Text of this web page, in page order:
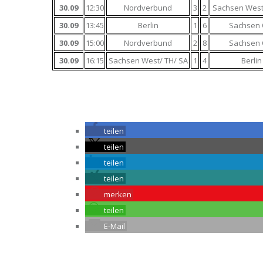
30.09 12:30 Nordverbund 3 2
Sachsen
30.09
13:45 Berlin 1 6
Sachsen
30.09
15:00 Nordverbund 2 8
Sachsen
30.09
16:15 Sachsen West/ TH/ SA 1 4 Berlin
teilen
teilen
teilen
teilen
merken
teilen
E-Mail